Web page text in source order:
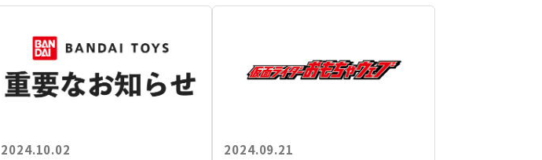
2024.10.02 2024.09.21